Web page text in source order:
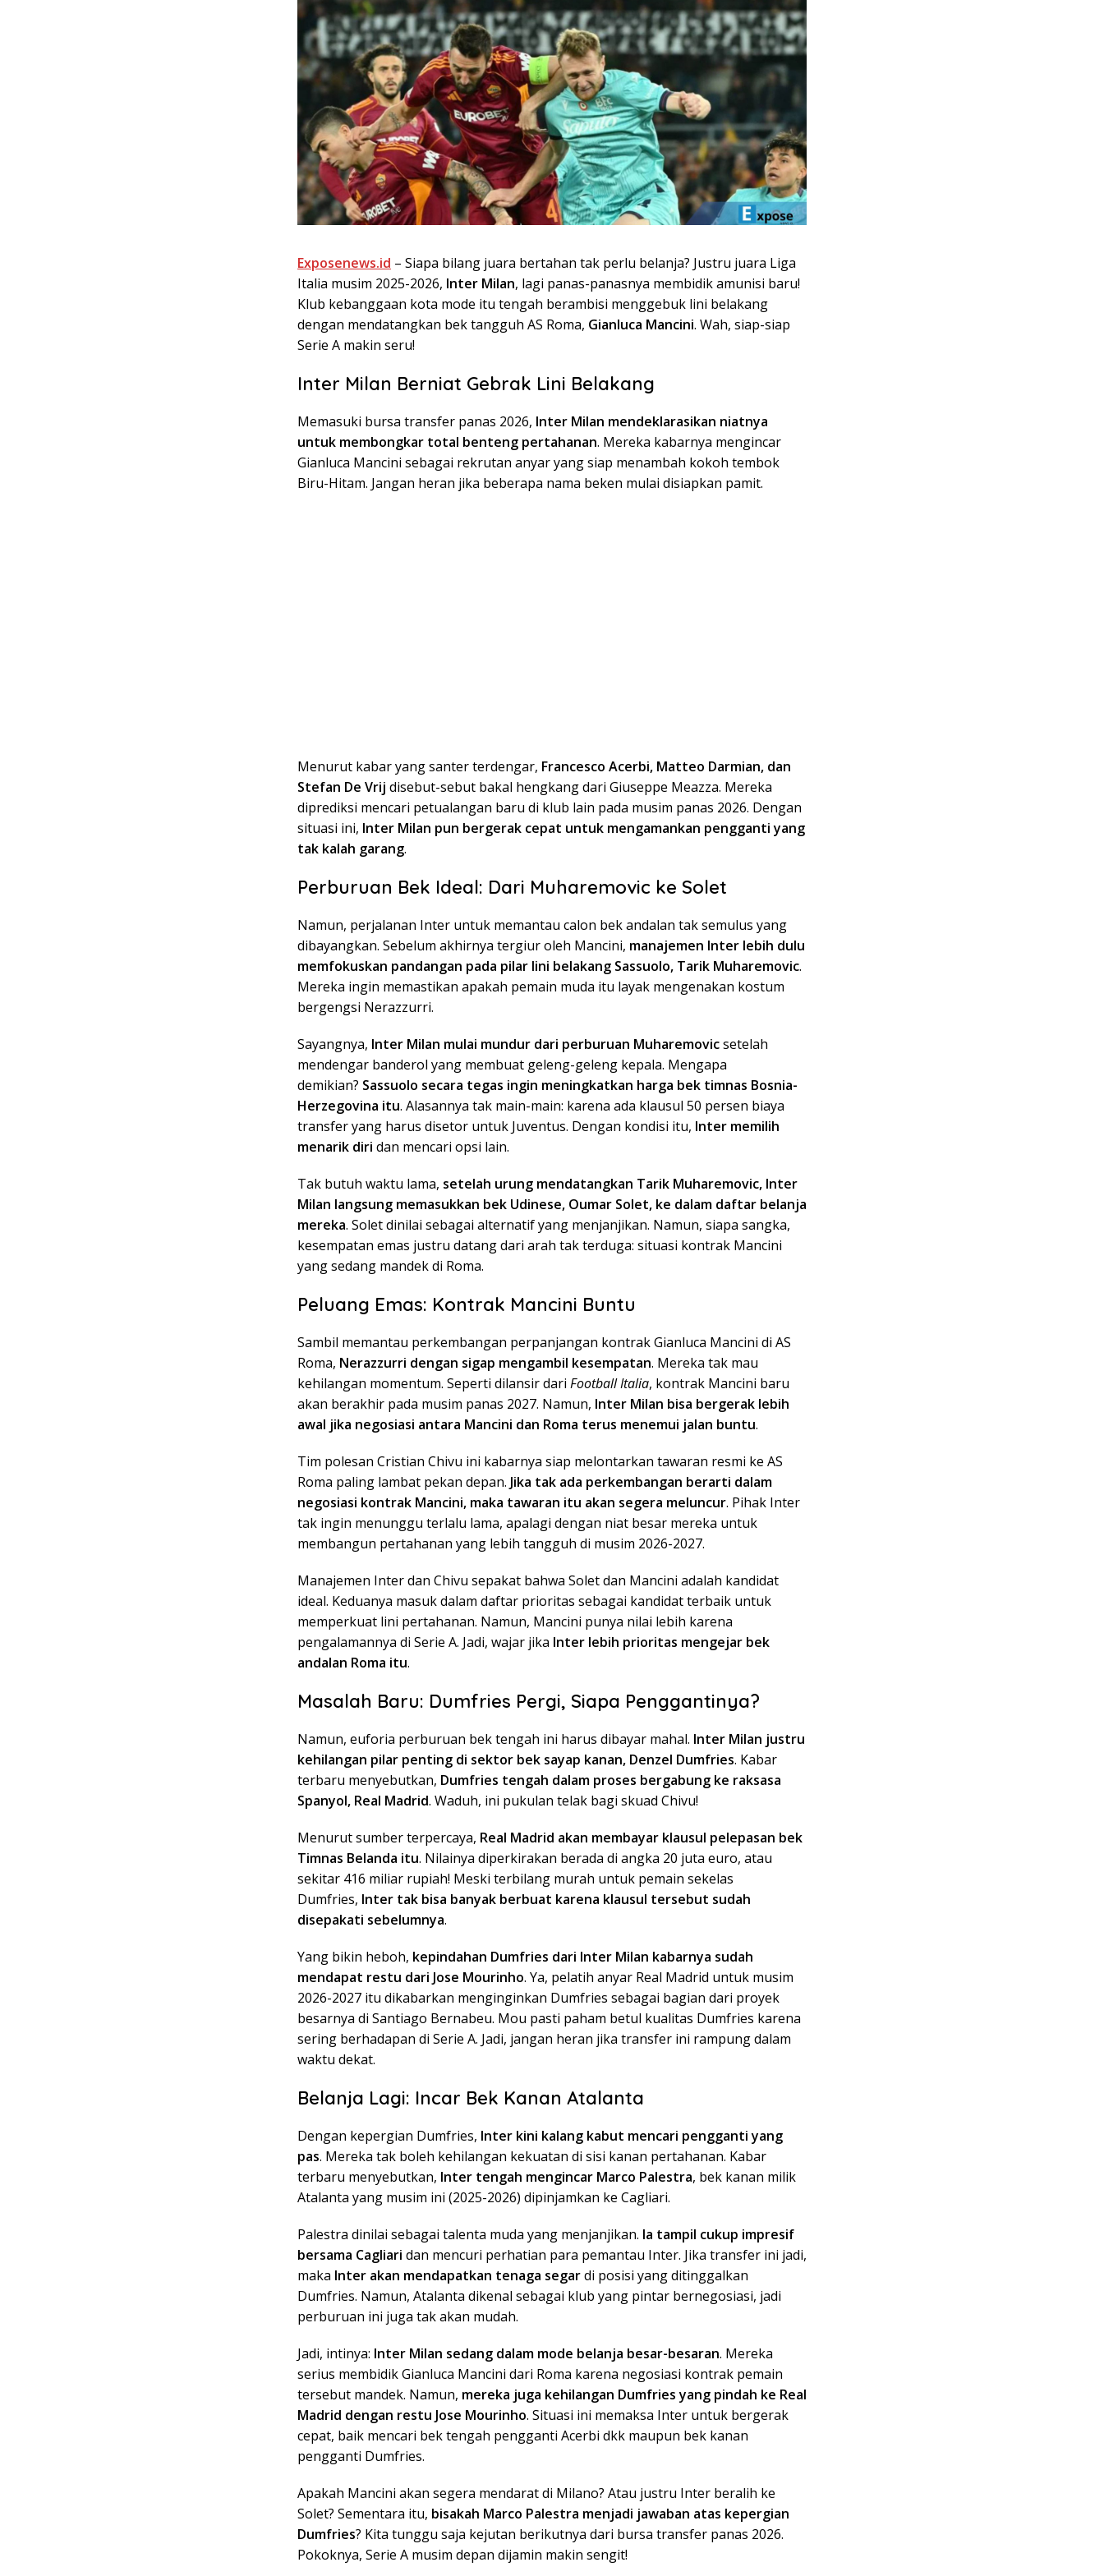
Exposenews.id – Siapa bilang juara bertahan tak perlu belanja? Justru juara Liga
Italia musim 2025-2026, Inter Milan, lagi panas-panasnya membidik amunisi baru!
Klub kebanggaan kota mode itu tengah berambisi menggebuk lini belakang
dengan mendatangkan bek tangguh AS Roma, Gianluca Mancini. Wah, siap-siap
Serie A makin seru!
Inter Milan Berniat Gebrak Lini Belakang
Memasuki bursa transfer panas 2026, Inter Milan mendeklarasikan niatnya
untuk membongkar total benteng pertahanan. Mereka kabarnya mengincar
Gianluca Mancini sebagai rekrutan anyar yang siap menambah kokoh tembok
Biru-Hitam. Jangan heran jika beberapa nama beken mulai disiapkan pamit.
Menurut kabar yang santer terdengar, Francesco Acerbi, Matteo Darmian, dan
Stefan De Vrij disebut-sebut bakal hengkang dari Giuseppe Meazza. Mereka
diprediksi mencari petualangan baru di klub lain pada musim panas 2026. Dengan
situasi ini, Inter Milan pun bergerak cepat untuk mengamankan pengganti yang
tak kalah garang.
Perburuan Bek Ideal: Dari Muharemovic ke Solet
Namun, perjalanan Inter untuk memantau calon bek andalan tak semulus yang
dibayangkan. Sebelum akhirnya tergiur oleh Mancini, manajemen Inter lebih dulu
memfokuskan pandangan pada pilar lini belakang Sassuolo, Tarik Muharemovic.
Mereka ingin memastikan apakah pemain muda itu layak mengenakan kostum
bergengsi Nerazzurri.
Sayangnya, Inter Milan mulai mundur dari perburuan Muharemovicsetelah
mendengar banderol yang membuat geleng-geleng kepala. Mengapa
demikian? Sassuolo secara tegas ingin meningkatkan harga bek timnas Bosnia-
Herzegovina itu. Alasannya tak main-main: karena ada klausul 50 persen biaya
transfer yang harus disetor untuk Juventus. Dengan kondisi itu, Inter memilih
menarik diri dan mencari opsi lain.
Tak butuh waktu lama, setelah urung mendatangkan Tarik Muharemovic, Inter
Milan langsung memasukkan bek Udinese, Oumar Solet, ke dalam daftar belanja
mereka. Solet dinilai sebagai alternatif yang menjanjikan. Namun, siapa sangka,
kesempatan emas justru datang dari arah tak terduga: situasi kontrak Mancini
yang sedang mandek di Roma.
Peluang Emas: Kontrak Mancini Buntu
Sambil memantau perkembangan perpanjangan kontrak Gianluca Mancini di AS
Roma, Nerazzurri dengan sigap mengambil kesempatan. Mereka tak mau
kehilangan momentum. Seperti dilansir dari Football Italia, kontrak Mancini baru
akan berakhir pada musim panas 2027. Namun, Inter Milan bisa bergerak lebih
awal jika negosiasi antara Mancini dan Roma terus menemui jalan buntu.
Tim polesan Cristian Chivu ini kabarnya siap melontarkan tawaran resmi ke AS
Roma paling lambat pekan depan. Jika tak ada perkembangan berarti dalam
negosiasi kontrak Mancini, maka tawaran itu akan segera meluncur. Pihak Inter
tak ingin menunggu terlalu lama, apalagi dengan niat besar mereka untuk
membangun pertahanan yang lebih tangguh di musim 2026-2027.
Manajemen Inter dan Chivu sepakat bahwa Solet dan Mancini adalah kandidat
ideal. Keduanya masuk dalam daftar prioritas sebagai kandidat terbaik untuk
memperkuat lini pertahanan. Namun, Mancini punya nilai lebih karena
pengalamannya di Serie A. Jadi, wajar jika Inter lebih prioritas mengejar bek
andalan Roma itu.
Masalah Baru: Dumfries Pergi, Siapa Penggantinya?
Namun, euforia perburuan bek tengah ini harus dibayar mahal. Inter Milan justru
kehilangan pilar penting di sektor bek sayap kanan, Denzel Dumfries. Kabar
terbaru menyebutkan, Dumfries tengah dalam proses bergabung ke raksasa
Spanyol, Real Madrid. Waduh, ini pukulan telak bagi skuad Chivu!
Menurut sumber terpercaya, Real Madrid akan membayar klausul pelepasan bek
Timnas Belanda itu. Nilainya diperkirakan berada di angka 20 juta euro, atau
sekitar 416 miliar rupiah! Meski terbilang murah untuk pemain sekelas
Dumfries, Inter tak bisa banyak berbuat karena klausul tersebut sudah
disepakati sebelumnya.
Yang bikin heboh, kepindahan Dumfries dari Inter Milan kabarnya sudah
mendapat restu dari Jose Mourinho. Ya, pelatih anyar Real Madrid untuk musim
2026-2027 itu dikabarkan menginginkan Dumfries sebagai bagian dari proyek
besarnya di Santiago Bernabeu. Mou pasti paham betul kualitas Dumfries karena
sering berhadapan di Serie A. Jadi, jangan heran jika transfer ini rampung dalam
waktu dekat.
Belanja Lagi: Incar Bek Kanan Atalanta
Dengan kepergian Dumfries, Inter kini kalang kabut mencari pengganti yang
pas. Mereka tak boleh kehilangan kekuatan di sisi kanan pertahanan. Kabar
terbaru menyebutkan, Inter tengah mengincar Marco Palestra, bek kanan milik
Atalanta yang musim ini (2025-2026) dipinjamkan ke Cagliari.
Palestra dinilai sebagai talenta muda yang menjanjikan. Ia tampil cukup impresif
bersama Cagliari dan mencuri perhatian para pemantau Inter. Jika transfer ini jadi,
maka Inter akan mendapatkan tenaga segardi posisi yang ditinggalkan
Dumfries. Namun, Atalanta dikenal sebagai klub yang pintar bernegosiasi, jadi
perburuan ini juga tak akan mudah.
Jadi, intinya: Inter Milan sedang dalam mode belanja besar-besaran. Mereka
serius membidik Gianluca Mancini dari Roma karena negosiasi kontrak pemain
tersebut mandek. Namun, mereka juga kehilangan Dumfries yang pindah ke Real
Madrid dengan restu Jose Mourinho. Situasi ini memaksa Inter untuk bergerak
cepat, baik mencari bek tengah pengganti Acerbi dkk maupun bek kanan
pengganti Dumfries.
Apakah Mancini akan segera mendarat di Milano? Atau justru Inter beralih ke
Solet? Sementara itu, bisakah Marco Palestra menjadi jawaban atas kepergian
Dumfries? Kita tunggu saja kejutan berikutnya dari bursa transfer panas 2026.
Pokoknya, Serie A musim depan dijamin makin sengit!